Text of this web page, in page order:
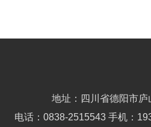
地址：四川省德阳市
电话：0838-2515543 手机：